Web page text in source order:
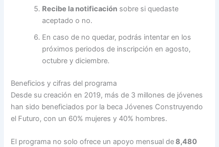
Recibe la notificación sobre si quedaste
aceptado o no.
En caso de no quedar, podrás intentar en los
próximos periodos de inscripción en agosto,
octubre y diciembre.
Beneficios y cifras del programa
Desde su creación en 2019, más de 3 millones de jóvenes
han sido beneficiados por la beca Jóvenes Construyendo
el Futuro, con un 60% mujeres y 40% hombres.
El programa no solo ofrece un apoyo mensual de8,480